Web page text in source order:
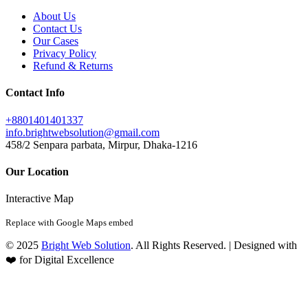
About Us
Contact Us
Our Cases
Privacy Policy
Refund & Returns
Contact Info
+8801401401337
info.brightwebsolution@gmail.com
458/2 Senpara parbata, Mirpur, Dhaka-1216
Our Location
Interactive Map
Replace with Google Maps embed
© 2025 Bright Web Solution. All Rights Reserved. | Designed with
❤️ for Digital Excellence